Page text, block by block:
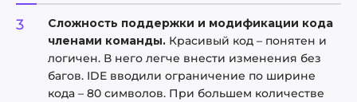
Сложность поддержки и модификации кода
членами команды. Красивый код – понятен и
логичен. В него легче внести изменения без
багов. IDE вводили ограничение по ширине
кода – 80 символов. При большем количестве